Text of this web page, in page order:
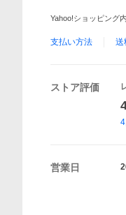
Yahoo!ショッピング
支払い方法 送
ストア評価
営業日